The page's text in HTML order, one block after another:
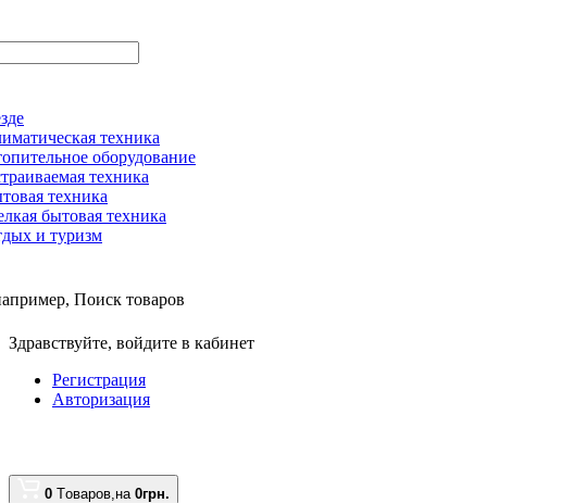
техника
оборудование
техника
техника
бытовая техника
и туризм
Поиск товаров
Здравствуйте, войдите в кабинет
Регистрация
Авторизация
0 Tоваров,на 0грн.